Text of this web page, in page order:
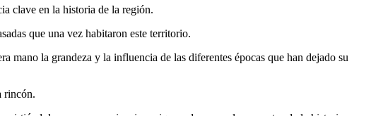
clave en la historia de la región.
que una vez habitaron este territorio.
mano la grandeza y la influencia de las diferentes épocas que han dejado su
rincón.